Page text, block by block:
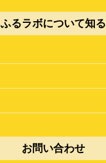
ふるラボについて知る
お問い合わせ